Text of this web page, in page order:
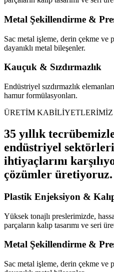
Metal Şekillendirme &
Sac metal işleme, derin çekme ve
dayanıklı metal bileşenler.
Kauçuk & Sızdırmazlık
Endüstriyel sızdırmazlık
hamur formülasyonları.
ÜRETİM KABİLİYETLERİMİZ
35 yıllık
endüstriyel
ihtiyaçlarını
çözümler üretiyoruz.
Plastik Enjeksiyon &
Yüksek tonajlı preslerimizde,
parçaların kalıp tasarımı ve seri
Metal Şekillendirme &
Sac metal işleme, derin çekme ve